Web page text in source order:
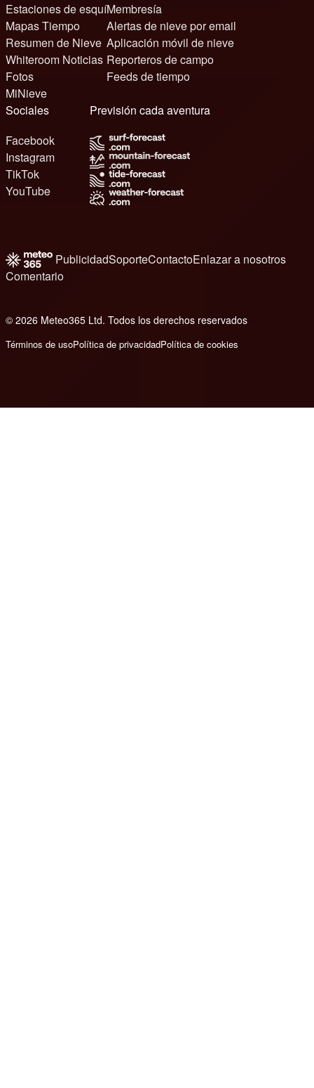
Estaciones de esquí
Mapas Tiempo
Resumen de Nieve
Whiteroom Noticias
Fotos
MiNieve
Membresía
Alertas de nieve por email
Aplicación móvil de nieve
Reporteros de campo
Feeds de tiempo
Sociales
Facebook
Instagram
TikTok
YouTube
Previsión cada aventura
PublicidadSoporteContactoEnlazar a nosotros
Comentario
© 2026 Meteo365 Ltd. Todos los derechos reservados
Términos de usoPolítica de privacidadPolítica de cookies